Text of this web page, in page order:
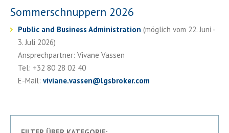
Sommerschnuppern 2026
Public and Business Administration (möglich vom 22. Juni -
3. Juli 2026)
Ansprechpartner: Vivane Vassen
Tel: +32 80 28 02 40
E-Mail: viviane.vassen@lgsbroker.com